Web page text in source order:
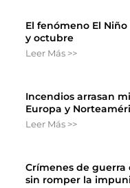
El fenómeno El
y octubre
Leer Más >>
Incendios arrasan
Europa y
Leer Más >>
Crímenes de guerra
sin romper la